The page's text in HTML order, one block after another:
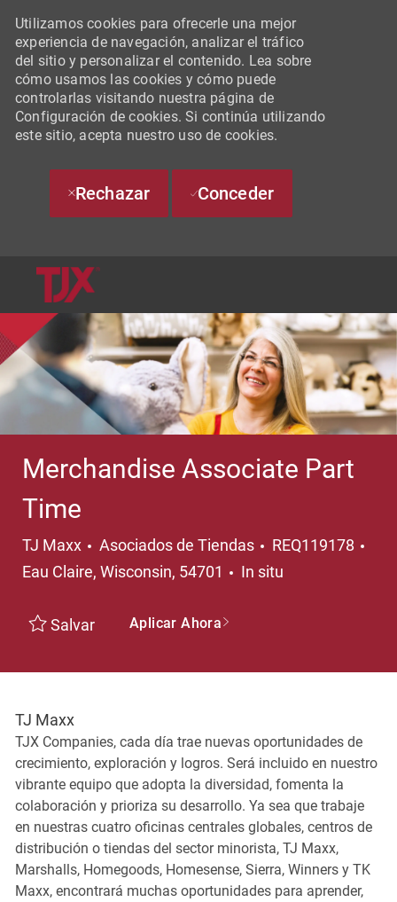
Utilizamos cookies para ofrecerle una mejor
experiencia de navegación, analizar el tráfico
del sitio y personalizar el contenido. Lea sobre
cómo usamos las cookies y cómo puede
controlarlas visitando nuestra página de
Configuración de cookies. Si continúa utilizando
este sitio, acepta nuestro uso de cookies.
Rechazar Conceder
Merchandise Associate Part
Time
TJ Maxx Categoría
Asociados de Tiendas REQ119178
Eau Claire, Wisconsin, 54701
In situ
Salvar Aplicar Ahora
TJ Maxx
TJX Companies, cada día trae nuevas oportunidades de
crecimiento, exploración y logros. Será incluido en nuestro
vibrante equipo que adopta la diversidad, fomenta la
colaboración y prioriza su desarrollo. Ya sea que trabaje
en nuestras cuatro oficinas centrales globales, centros de
distribución o tiendas del sector minorista, TJ Maxx,
Marshalls, Homegoods, Homesense, Sierra, Winners y TK
Maxx, encontrará muchas oportunidades para aprender,